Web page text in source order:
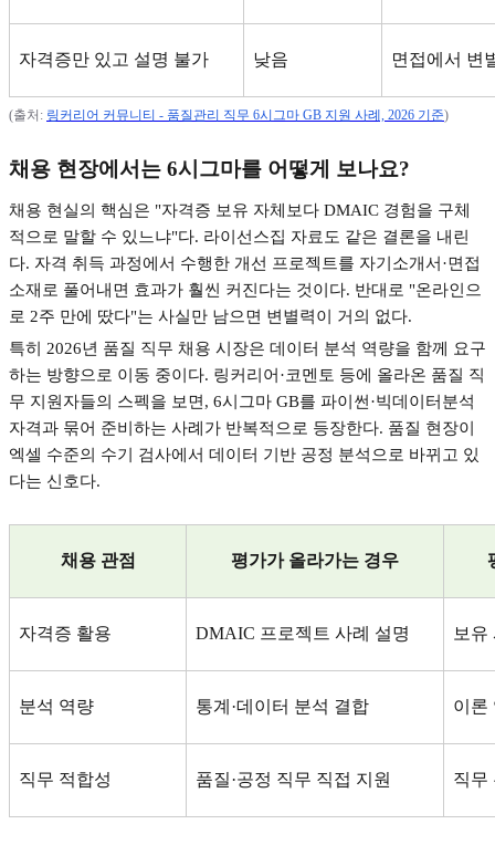
자격증만 있고 설명 불가 낮음 면접에서 변
(출처 : 링커리어 커뮤니티 - 품질관리 직무 6시그마 GB 지원 사례, 2026 기준)
채용 현장에서는 6시그마를 어떻게 보나요?
채용 현실의 핵심은 "자격증 보유 자체보다 DMAIC 경험을 구체
적으로 말할 수 있느냐"다. 라이선스집 자료도 같은 결론을 내린
다. 자격 취득 과정에서 수행한 개선 프로젝트를 자기소개서 ·면접
소재로 풀어내면 효과가 훨씬 커진다는 것이다. 반대로 "온라인으
로 2주 만에 땄다"는 사실만 남으면 변별력이 거의 없다.
특히
2026년 품질 직무 채용 시장은 데이터 분석 역량을 함께 요구
하는 방향으로 이동 중이다. 링커리어 ·코멘토 등에 올라온 품질 직
무 지원자들의 스펙을 보면 , 6시그마 GB를 파이썬 ·빅데이터분석
자격과 묶어 준비하는 사례가 반복적으로 등장한다. 품질 현장이
엑셀 수준의 수기 검사에서 데이터 기반 공정 분석으로 바뀌고 있
다는 신호다.
채용 관점 평가가 올라가는 경우
자격증 활용 DMAIC 프로젝트 사례 설명 보유
분석 역량 통계 ·데이터 분석 결합 이론
직무 적합성 품질·공정 직무 직접 지원 직무